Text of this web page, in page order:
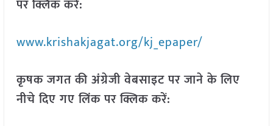
पर क्लिक करें:
www.krishakjagat.org/kj_epaper/
कृषक जगत की अंग्रेजी वेबसाइट पर जाने के लिए
नीचे दिए गए लिंक पर क्लिक करें: